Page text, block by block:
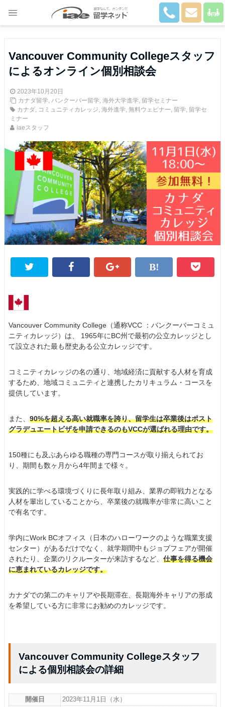
Vancouver Community Collegeスタッフ
によるオンライン個別相談会
2023年10月20日
カナダ留学, バンクーバー留学, 海外大学進学, 留学セミナー
カナダ, コミュニティカレッジ, 海外進学, 無料ウェビナー, 留学, 留学セ
ミナー
iaeスタッフ
Vancouver Community College（通称VCC ：バンクーバーコミュ
ニティカレッジ）は、 1965年にBC州で最初の公立カレッジとし
て設立された最も歴史ある公立カレッジです。
コミニティカレッジの名の通り、地域経済に貢献する人材を育成
するため、地域コミュニティと連携したカリキュラム・コースを
提供しています。
また、 90%を超える高い就職率を誇り、留学生は卒業後はポスト
グラデュエートビザを申請できるのもVCCが選ばれる理由です。
150種にも及ぶあらゆる職種の専門コースが取り揃えられてお
り、期間も数ヶ月から4年間まで様々。
実践的に学べる環境づくりに長年取り組み、業界の即戦力となる
人材を輩出していることから、卒業後の就職率が非常に高いこと
で有名です。
学内にWork BCオフィス（日本のハローワークのような職業支援
センター）があるだけでなく、就学期間中もジョブフェアが開催
されたり、企業のリクルーターが来訪するなど、 仕事を得る機会
に恵まれているカレッジです。
カナダでの第二のキャリアや長期滞在、長期海外キャリアの形成
を希望している方に非常にお勧めのカレッジです。
Vancouver Community Collegeスタッフ
による個別相談会の詳細
開催日 2023年11月1日（水）